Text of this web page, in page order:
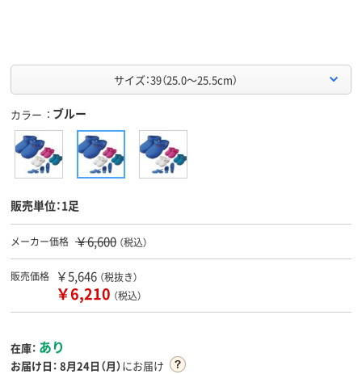
サイズ：39（25.0～25.5cm）
カラー ブルー
販売単位：1足
メーカー価格 ￥6,600 （税込）
販売価格 ￥5,646 （税抜き）
￥6,210 （税込）
在庫： あり
お届け日： 8月24日（月）にお届け